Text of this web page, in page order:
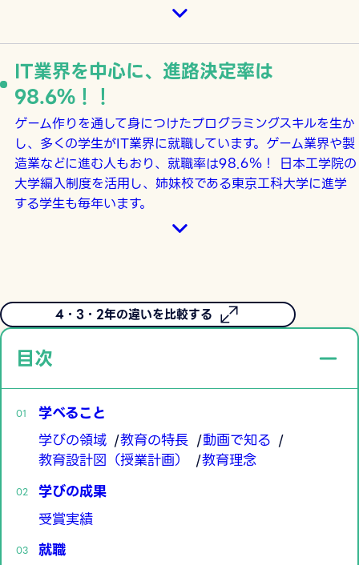
IT業界を中心に、進路決定率は
98.6％！！
ゲーム作りを通して身につけたプログラミングスキルを生か
し、多くの学生がIT業界に就職しています。ゲーム業界や製
造業などに進む人もおり、就職率は98.6％！ 日本工学院の
大学編入制度を活用し、姉妹校である東京工科大学に進学
する学生も毎年います。
4・3・2年の違いを比較する
目次
学べること
学びの領域
教育の特長
動画で知る
教育設計図（授業計画）
教育理念
学びの成果
受賞実績
就職